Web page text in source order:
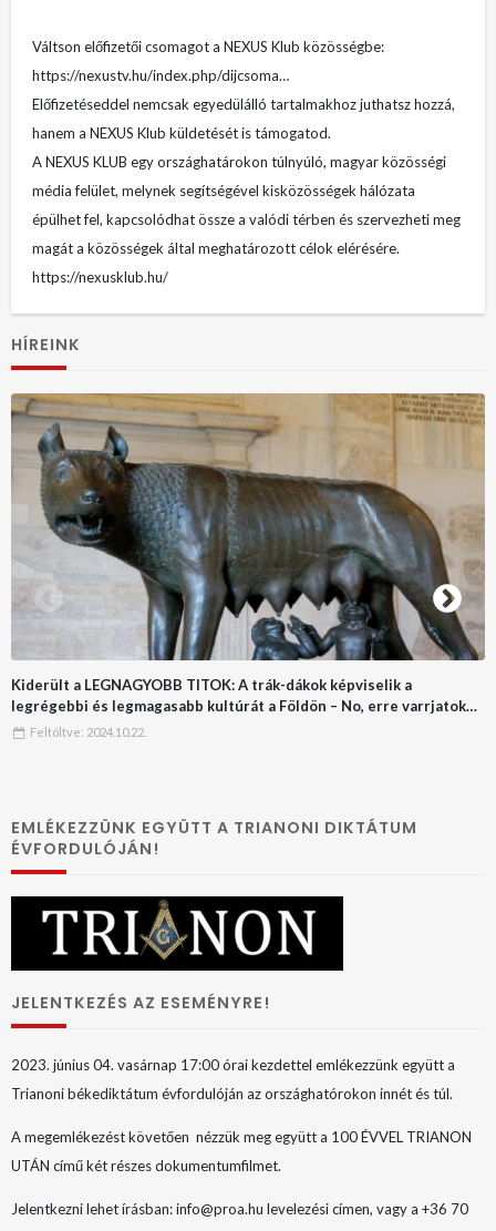
Váltson előfizetői csomagot a NEXUS Klub közösségbe:
https://nexustv.hu/index.php/dijcsoma…
Előfizetéseddel nemcsak egyedülálló tartalmakhoz juthatsz hozzá,
hanem a NEXUS Klub küldetését is támogatod.
A NEXUS KLUB egy országhatárokon túlnyúló, magyar közösségi
média felület, melynek segítségével kisközösségek hálózata
épülhet fel, kapcsolódhat össze a valódi térben és szervezheti meg
magát a közösségek által meghatározott célok elérésére.
https://nexusklub.hu/
HÍREINK
Kiderült a LEGNAGYOBB TITOK: A trák-dákok képviselik a
legrégebbi és legmagasabb kultúrát a Földön – No, erre varrjatok
gombot!!
Feltöltve: 2024.10.22.
EMLÉKEZZÜNK EGYÜTT A TRIANONI DIKTÁTUM
ÉVFORDULÓJÁN!
JELENTKEZÉS AZ ESEMÉNYRE!
2023. június 04. vasárnap 17:00 órai kezdettel emlékezzünk együtt a
Trianoni békediktátum évfordulóján az országhatórokon innét és túl.
A megemlékezést követően nézzük meg együtt a 100 ÉVVEL TRIANON
UTÁN című két részes dokumentumfilmet.
Jelentkezni lehet írásban: info@proa.hu levelezési címen, vagy a +36 70